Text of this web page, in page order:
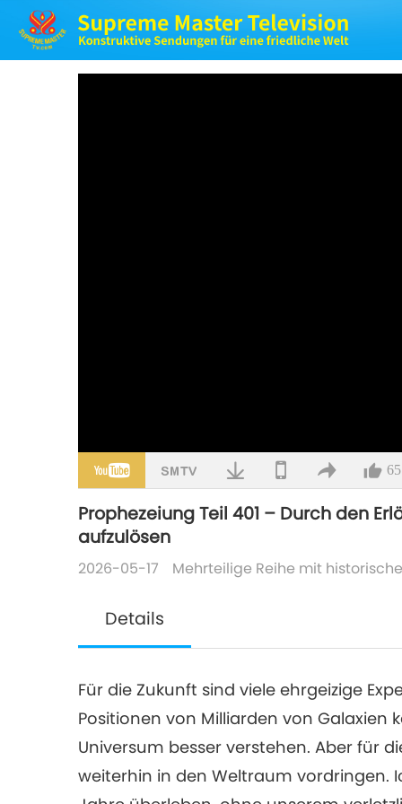
65
Prophezeiung Teil 401 – Durch den
aufzulösen
2026-05-17 Mehrteilige Reihe mit
Details
Für die Zukunft sind viele ehrgeizige
Positionen von Milliarden von Galaxien
Universum besser verstehen. Aber für
weiterhin in den Weltraum vordringen.